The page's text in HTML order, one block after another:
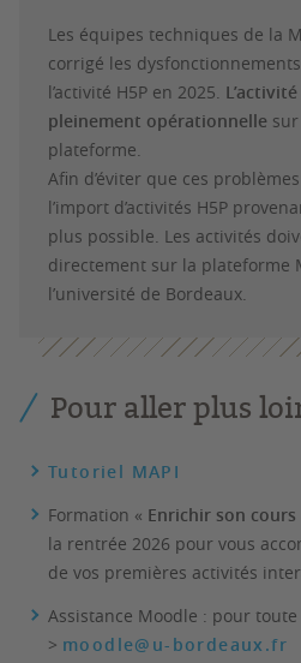
Les équipes techniques de la
corrigé les
l’activité H5P en 2025.
pleinement opérationnelle
plateforme.
Afin d’éviter que ces
l’import d’activités H5P
plus possible. Les activités
directement sur la plateforme
l’université de Bordeaux.
Pour aller plus
Tutoriel MAPI
Formation « Enrichir son cours
la rentrée 2026 pour vous
de vos premières activités
Assistance Moodle : pour
> moodle@u-bordeaux.fr